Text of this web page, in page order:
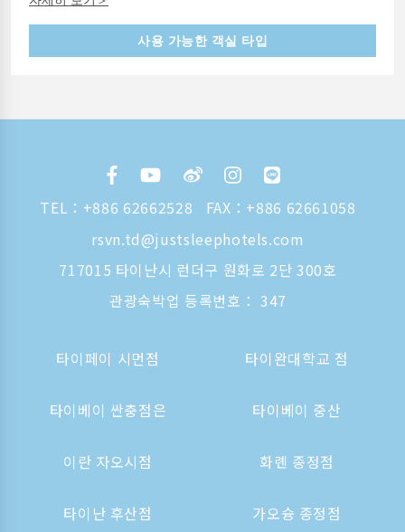
사용 가능한 객실 타입
TEL： +886 62662528
FAX：+886 62661058
rsvn.td@justsleephotels.com
717015 타이난시 런더구 원화로 2단 300호
관광숙박업 등록번호： 347
타이페이 시먼점 타이완대학교 점
타이베이 싼충점은 타이베이 중산
이란 자오시점 화롄 종정점
타이난 후산점 가오슝 종정점